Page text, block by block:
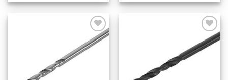
Dodaj
na
Dodaj
na
listu